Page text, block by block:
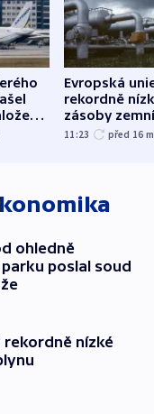
Evropská
rekordně
zásoby
plynu
11:23 před 16 m
ohledně
poslal soud
rekordně nízké